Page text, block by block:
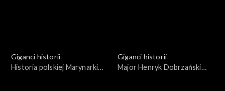
Giganci historii
Historia polskiej Marynarki
Giganci historii
Major Henryk Dobrzański